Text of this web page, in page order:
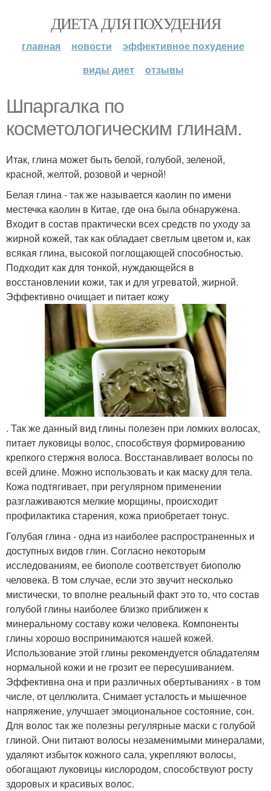
ДИЕТА ДЛЯ ПОХУДЕНИЯ
главная новости
эффективное похудение
виды диет
отзывы
Шпаргалка по
косметологическим глинам.
Итак, глина может быть белой, голубой, зеленой,
красной, желтой, розовой и черной!
Белая глина - так же называется каолин по имени
местечка каолин в Китае, где она была обнаружена.
Входит в состав практически всех средств по уходу за
жирной кожей, так как обладает светлым цветом и, как
всякая глина, высокой поглощающей способностью.
Подходит как для тонкой, нуждающейся в
восстановлении кожи, так и для угреватой, жирной.
Эффективно очищает и питает кожу
. Так же данный вид глины полезен при ломких волосах,
питает луковицы волос, способствуя формированию
крепкого стержня волоса. Восстанавливает волосы по
всей длине. Можно использовать и как маску для тела.
Кожа подтягивает, при регулярном применении
разглаживаются мелкие морщины, происходит
профилактика старения, кожа приобретает тонус.
Голубая глина - одна из наиболее распространенных и
доступных видов глин. Согласно некоторым
исследованиям, ее биополе соответствует биополю
человека. В том случае, если это звучит несколько
мистически, то вполне реальный факт это то, что состав
голубой глины наиболее близко приближен к
минеральному составу кожи человека. Компоненты
глины хорошо воспринимаются нашей кожей.
Использование этой глины рекомендуется обладателям
нормальной кожи и не грозит ее пересушиванием.
Эффективна она и при различных обертываниях - в том
числе, от целлюлита. Снимает усталость и мышечное
напряжение, улучшает эмоциональное состояние, сон.
Для волос так же полезны регулярные маски с голубой
глиной. Они питают волосы незаменимыми минералами,
удаляют избыток кожного сала, укрепляют волосы,
обогащают луковицы кислородом, способствуют росту
здоровых и красивых волос.